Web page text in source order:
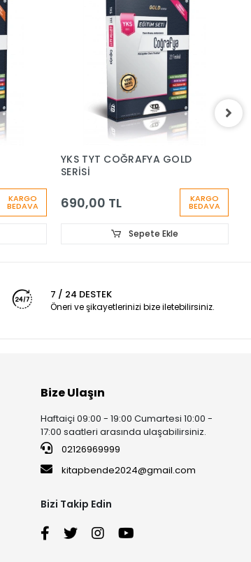
KARGO
BEDAVA
YKS TYT COĞRAFYA GOLD
SERİSİ
690,00 TL KARGO
BEDAVA
Sepete Ekle
7 / 24 DESTEK
Öneri ve şikayetlerinizi bize iletebilirsiniz.
Bize Ulaşın
Haftaiçi 09:00 - 19:00 Cumartesi 10:00 -
17:00 saatleri arasında ulaşabilirsiniz.
02126969999
kitapbende2024@gmail.com
Bizi Takip Edin